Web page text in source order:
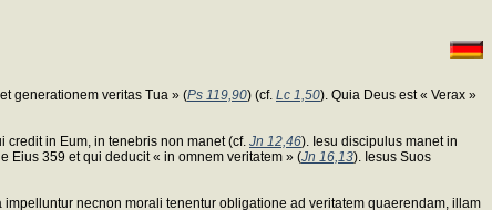
generationem veritas Tua » (Ps 119,90) (cf. Lc 1,50). Quia Deus est « Verax »
credit in Eum, in tenebris non manet (cf. Jn 12,46). Iesu discipulus manet in
Eius 359 et qui deducit « in omnem veritatem » (Jn 16,13). Iesus Suos
necnon morali tenentur obligatione ad veritatem quaerendam, illam